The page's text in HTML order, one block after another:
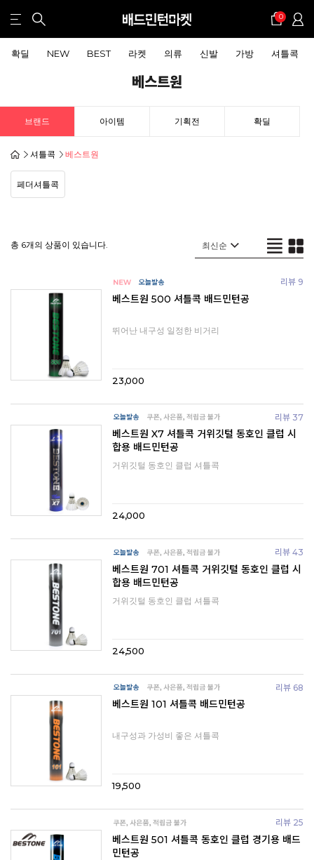
0
확딜 NEW BEST 라켓 의류 신발 가방 셔틀콕
베스트원
브랜드 아이템 기획전 확딜
셔틀콕 베스트원
페더셔틀콕
총 6개의 상품이 있습니다.
리뷰 9
베스트원 500 셔틀콕 배드민턴공
뛰어난 내구성 일정한 비거리
23,000
리뷰 37
베스트원 X7 셔틀콕 거위깃털 동호인 클럽 시
합용 배드민턴공
거위깃털 동호인 클럽 셔틀콕
24,000
리뷰 43
베스트원 701 셔틀콕 거위깃털 동호인 클럽 시
합용 배드민턴공
거위깃털 동호인 클럽 셔틀콕
24,500
리뷰 68
베스트원 101 셔틀콕 배드민턴공
내구성과 가성비 좋은 셔틀콕
19,500
리뷰 25
베스트원 501 셔틀콕 동호인 클럽 경기용 배드
민턴공